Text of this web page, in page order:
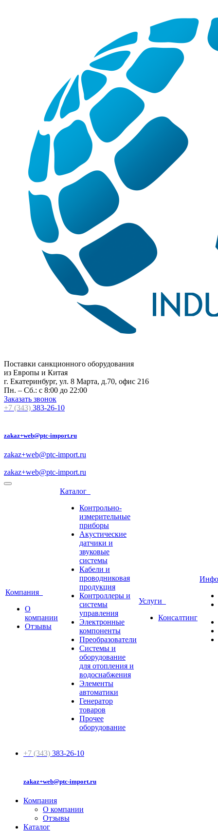
Поставки санкционного оборудования
из Европы и Китая
г. Екатеринбург, ул. 8 Марта, д.70, офис 216
Пн. – Сб.: с 8:00 до 22:00
Заказать звонок
+7 (343) 383-26-10
zakaz+web@ptc-import.ru
zakaz+web@ptc-import.ru
zakaz+web@ptc-import.ru
Компания
О
компании
Отзывы
Каталог
Контрольно-
измерительные
приборы
Акустические
датчики и
звуковые
системы
Кабели и
проводниковая
продукция
Контроллеры и
системы
управления
Электронные
компоненты
Преобразователи
Системы и
оборудование
для отопления и
водоснабжения
Элементы
автоматики
Генератор
товаров
Прочее
оборудование
Услуги
Консалтинг
+7 (343) 383-26-10
zakaz+web@ptc-import.ru
Компания
О компании
Отзывы
Каталог